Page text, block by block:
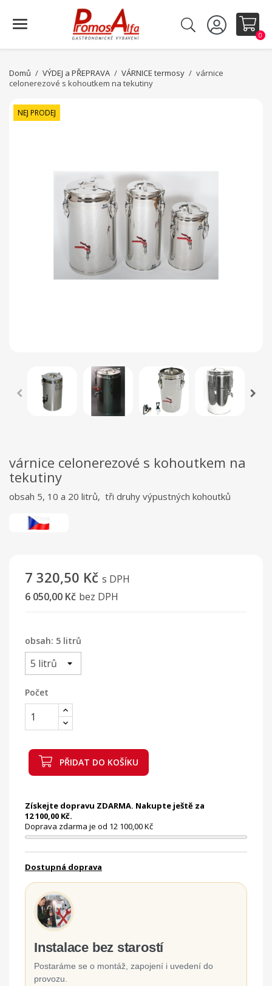
0
Domů VÝDEJ a PŘEPRAVA VÁRNICE termosy
várnice
celonerezové s kohoutkem na tekutiny
NEJ PRODEJ
várnice celonerezové s kohoutkem na
tekutiny
obsah 5, 10 a 20 litrů, tři druhy výpustných kohoutků
7 320,50 Kč s DPH
6 050,00 Kč bez DPH
obsah: 5 litrů
Počet
PŘIDAT DO KOŠÍKU
Získejte dopravu ZDARMA. Nakupte ještě za
12 100,00 Kč.
Doprava zdarma je od 12 100,00 Kč
Dostupná doprava
Instalace bez starostí
Postaráme se o montáž, zapojení i uvedení do
provozu.